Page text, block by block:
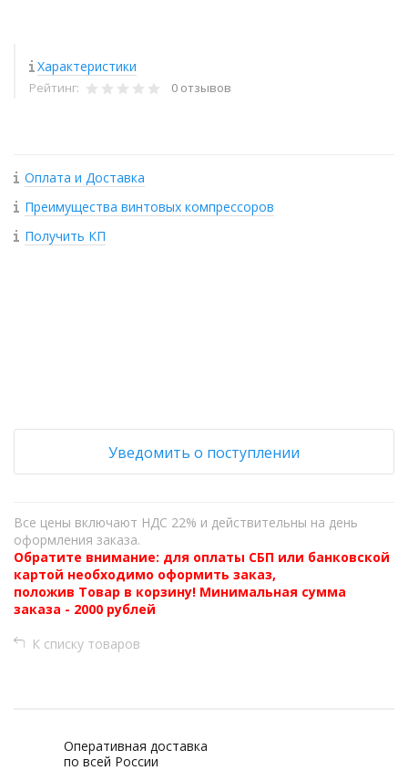
Характеристики
Рейтинг: 0 отзывов
Оплата и Доставка
Преимущества винтовых компрессоров
Получить КП
Уведомить о поступлении
Все цены включают НДС 22% и действительны на день
оформления заказа.
Обратите внимание: для оплаты СБП или банковской
картой необходимо оформить заказ,
положив Товар в корзину! Минимальная сумма
заказа - 2000 рублей
К списку товаров
Оперативная доставка
по всей России